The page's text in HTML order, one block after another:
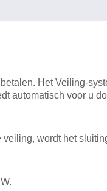
Het Veiling-
automatisch voor u
wordt het